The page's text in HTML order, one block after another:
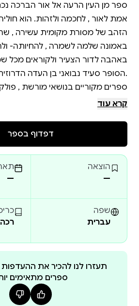
ספר מן העין הרעה אל אור הברכה
אמת לאור , לחכמה ולזהות. הוא
הזהב של מסורת מקומית עשירה ,
באמונה שלמה לשמרה , להחיותה-
באהבה לדור הצעיר ולקוראים מכל
ספרים מקוריים בנושאי מורשת ,
ומסורת בשתי שפות ערבית ועברית .
: קמעות , ברכות , תפילות ואבנים
חוויה עם מוסר השכל ואמרות
איורים מקסימים ביופים .
קרא עוד
דפדוף בספר
הוצאה
—
—
שפה
עברית
רכה
תעזרו לנו להכיר את
ספרים מתאימים